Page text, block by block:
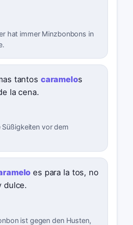
hat immer Minzbonbons in
tantos caramelos
la cena.
vor dem
es para la tos, no
dulce.
ist gegen den Husten,